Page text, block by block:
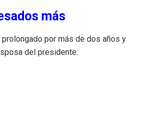
más
por más de dos años y
del presidente: